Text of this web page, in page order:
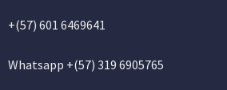
+(57) 601 6469641
Whatsapp +(57) 319 6905765